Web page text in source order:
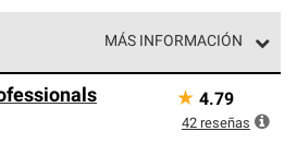
MÁS INFORMACIÓN
nivel superior de nuestra red
estándares estrictos de
★ 4.79
42 reseñas